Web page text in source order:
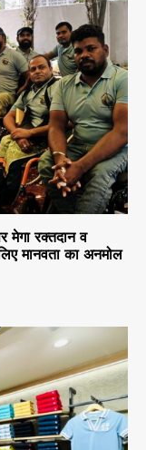
मेगा रक्तदान व
मानवता का अनमोल